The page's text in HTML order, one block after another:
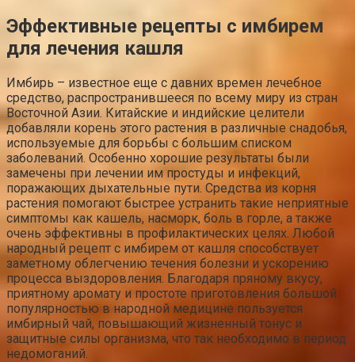
Эффективные рецепты с имбирем
для лечения кашля
Имбирь – известное еще с давних времен лечебное
средство, распространившееся по всему миру из стран
Восточной Азии. Китайские и индийские целители
добавляли корень этого растения в различные снадобья,
используемые для борьбы с большим списком
заболеваний. Особенно хорошие результаты были
замечены при лечении им простуды и инфекций,
поражающих дыхательные пути. Средства из корня
растения помогают быстрее устранить такие неприятные
симптомы как кашель, насморк, боль в горле, а также
очень эффективны в профилактических целях. Любой
народный рецепт с имбирем от кашля способствует
заметному облегчению течения болезни и ускорению
процесса выздоровления. Благодаря пряному вкусу,
приятному аромату и простоте приготовления большой
популярностью в народной медицине пользуется
имбирный чай, повышающий жизненный тонус и
защитные силы организма, что так необходимо в период
недомоганий.